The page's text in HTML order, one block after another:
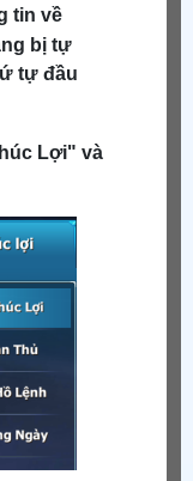
tin về
bị tự
tự đầu
Lợi" và